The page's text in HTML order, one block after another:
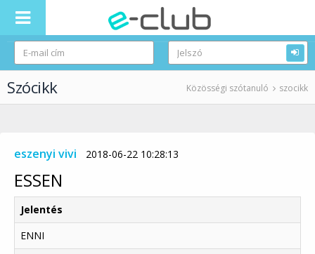
Szócikk Közösségi szótanuló szocikk
eszenyi vivi 2018-06-22 10:28:13
ESSEN
Jelentés
ENNI